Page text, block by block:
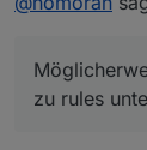
im
ich
zu rules